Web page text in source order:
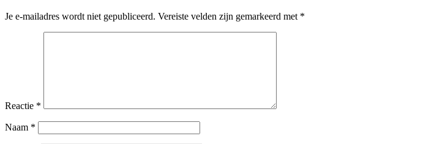
Je e-mailadres wordt niet gepubliceerd. Vereiste velden zijn gemarkeerd met *
Reactie *
Naam *